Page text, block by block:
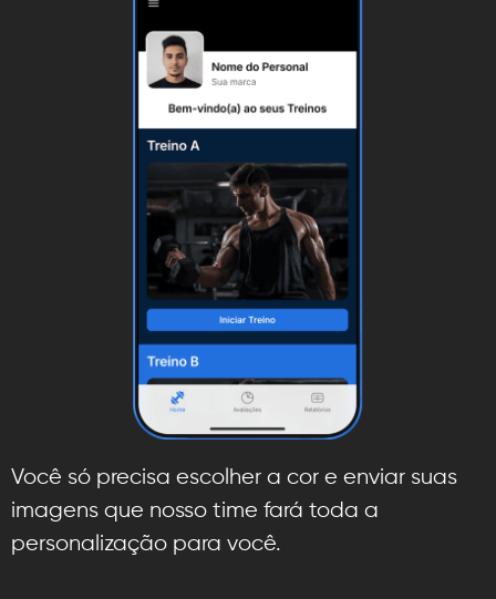
Você só precisa escolher a cor e enviar suas
imagens que nosso time fará toda a
personalização para você.